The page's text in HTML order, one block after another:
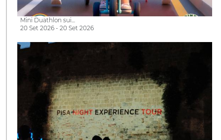
Mini Duathlon sui…
20 Set 2026 - 20 Set 2026